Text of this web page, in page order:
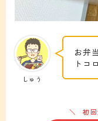
しゅう
お弁
トコ
初